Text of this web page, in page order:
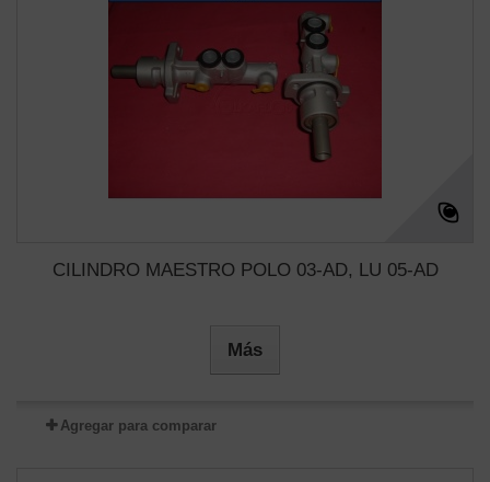
CILINDRO MAESTRO POLO 03-AD, LU 05-AD
Más
Agregar para comparar